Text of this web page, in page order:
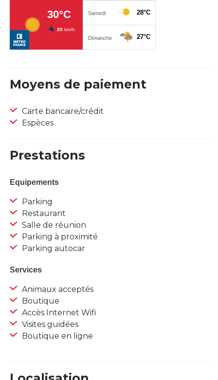
Moyens de paiement
Carte bancaire/crédit
Espèces
Prestations
Equipements
Parking
Restaurant
Salle de réunion
Parking à proximité
Parking autocar
Services
Animaux acceptés
Boutique
Accès Internet Wifi
Visites guidées
Boutique en ligne